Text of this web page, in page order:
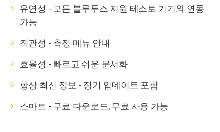
유연성 - 모든 블루투스 지원 테스토 기기와 연동
가능
직관성 - 측정 메뉴 안내
효율성 - 빠르고 쉬운 문서화
항상 최신 정보 - 정기 업데이트 포함
스마트 - 무료 다운로드, 무료 사용 가능